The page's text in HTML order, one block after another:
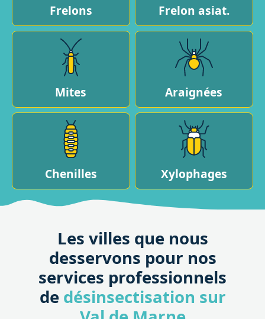
Frelons Frelon asiat.
Mites Araignées
Chenilles Xylophages
Les villes que nous
desservons pour nos
services professionnels
de désinsectisation sur